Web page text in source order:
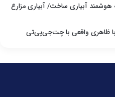
هوشمند آبیاری ساخت/ آبیاری مزارع
با ظاهری واقعی با چت‌جی‌پی‌تی